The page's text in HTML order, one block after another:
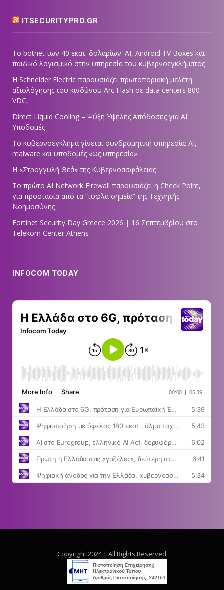
ITSECURITYPRO.GR
Το botnet των 40 εκατ. δολαρίων: AI, Android TV Boxes και
παιδικό λογισμικό στην υπηρεσία του κυβερνοεγκλήματος
Η Schneider Electric παρουσιάζει πρωτοποριακή μελέτη
αξιολόγησης του κινδύνου Arc Flash σε data centers 800
VDC,
Direct Liquid Cooling – Ψύξη Υψηλής Απόδοσης για AI
Υποδομές
Το κυβερνοέγκλημα γίνεται συνδρομητική υπηρεσία: AI,
malware και υποδομές «ως υπηρεσία»
Η «Στρογγυλή Θεά» της Κυβερνοασφάλειας
Tο πρώτο AI Network Firewall παρουσιάζει η Check Point,
για προστασία από τα “τυφλά σημεία” της Τεχνητής
Νοημοσύνης
Fortinet Security Day Greece 2026 | 16 Σεπτεμβρίου στο
Telekom Center Athens
INFOCOM TODAY
Copyright 2024 | All Rights Reserved